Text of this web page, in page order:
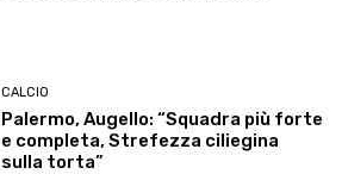
CALCIO
Palermo, Augello: “Squadra più forte
e completa, Strefezza ciliegina
sulla torta”